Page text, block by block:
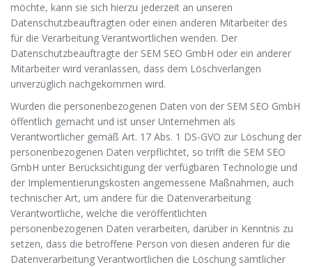
möchte, kann sie sich hierzu jederzeit an unseren
Datenschutzbeauftragten oder einen anderen Mitarbeiter des
für die Verarbeitung Verantwortlichen wenden. Der
Datenschutzbeauftragte der SEM SEO GmbH oder ein anderer
Mitarbeiter wird veranlassen, dass dem Löschverlangen
unverzüglich nachgekommen wird.
Wurden die personenbezogenen Daten von der SEM SEO GmbH
öffentlich gemacht und ist unser Unternehmen als
Verantwortlicher gemäß Art. 17 Abs. 1 DS-GVO zur Löschung der
personenbezogenen Daten verpflichtet, so trifft die SEM SEO
GmbH unter Berücksichtigung der verfügbaren Technologie und
der Implementierungskosten angemessene Maßnahmen, auch
technischer Art, um andere für die Datenverarbeitung
Verantwortliche, welche die veröffentlichten
personenbezogenen Daten verarbeiten, darüber in Kenntnis zu
setzen, dass die betroffene Person von diesen anderen für die
Datenverarbeitung Verantwortlichen die Löschung sämtlicher